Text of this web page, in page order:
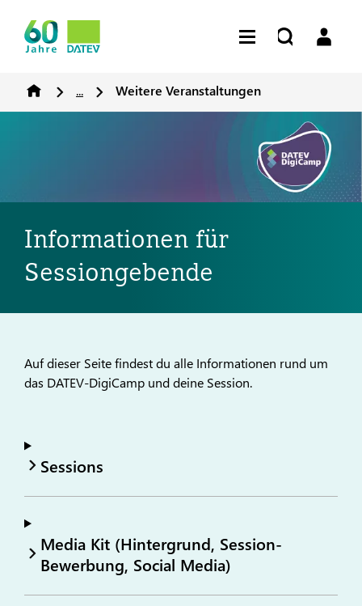
... Weitere Veranstaltungen
Informationen für
Sessiongebende
Auf dieser Seite findest du alle Informationen rund um
das DATEV-DigiCamp und deine Session.
Sessions
Media Kit (Hintergrund, Session-
Bewerbung, Social Media)